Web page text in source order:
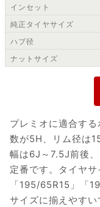
インセット
純正タイヤサイズ
ハブ径
ナットサイズ
プレミオに適合す
数が5H、リム径は
幅は6J～7.5J前後
定番です。タイヤ
「195/65R15」「
サイズに揃えやすい